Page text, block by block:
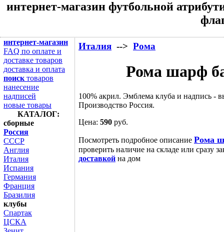
интернет-магазин футбольной
Италия --> Рома
Рома шарф
100% акрил. Эмблема клуба и надпись -
Производство Россия.
Цена: 590 руб.
Посмотреть подробное описание Рома
проверить наличие на складе или сразу
доставкой на дом
интернет-магазин
FAQ по оплате и
доставке товаров
доставка и оплата
поиск товаров
нанесение
надписей
новые товары
КАТАЛОГ:
сборные
Россия
СССР
Англия
Италия
Испания
Германия
Франция
Бразилия
клубы
Спартак
ЦСКА